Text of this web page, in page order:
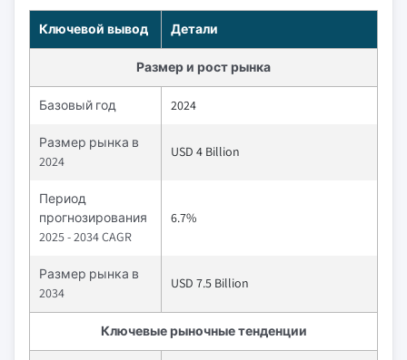
Ключевой вывод Детали
Размер и рост рынка
Базовый год 2024
Размер рынка в
2024
USD 4 Billion
Период
прогнозирования
2025 - 2034 CAGR
6.7%
Размер рынка в
2034
USD 7.5 Billion
Ключевые рыночные тенденции